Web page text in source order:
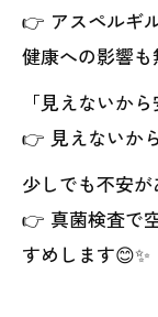
👉 アスペルギ
健康への影響も
「見えないか
👉 見えないか
少しでも不安が
👉 真菌検査で
すめします😊✨